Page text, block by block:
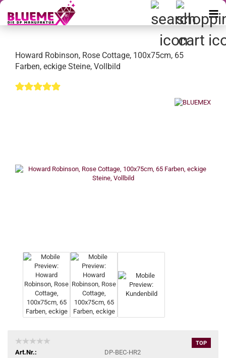
Howard Robinson, Rose Cottage, 100x75cm, 65
Farben, eckige Steine, Vollbild
TOP
Art.Nr.:
DP-BEC-HR2